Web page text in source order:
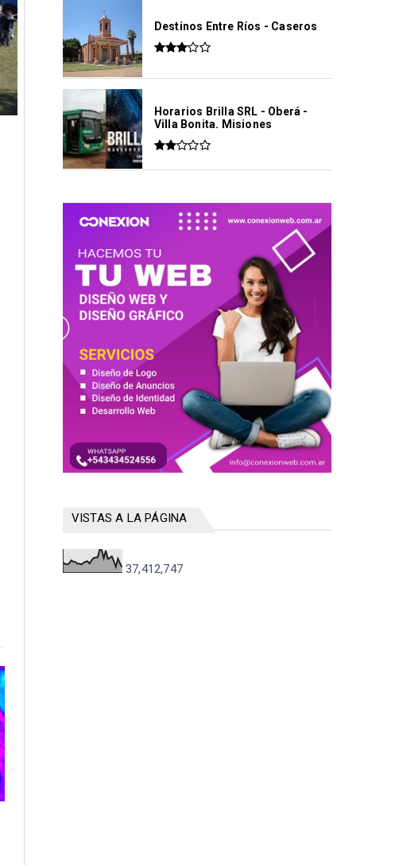
Destinos Entre Ríos - Caseros
Horarios Brilla SRL - Oberá -
Villa Bonita. Misiones
VISTAS A LA PÁGINA
37,412,747